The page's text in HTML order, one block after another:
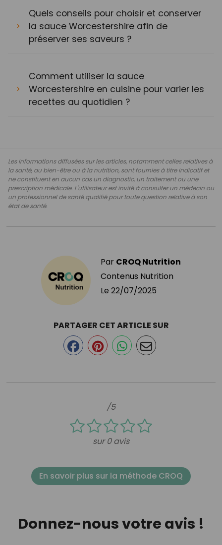
Quels conseils pour choisir et conserver
la sauce Worcestershire afin de
préserver ses saveurs ?
Comment utiliser la sauce
Worcestershire en cuisine pour varier les
recettes au quotidien ?
Les informations diffusées sur les articles, notamment celles relatives à
la santé, au bien-être ou à la nutrition, sont fournies à titre indicatif et
ne constituent en aucun cas un diagnostic, un traitement ou une
prescription médicale. L'utilisateur est invité à consulter un médecin ou
un professionnel de santé qualifié pour toute question relative à son
état de santé.
Par CROQ Nutrition
Contenus Nutrition
Le 22/07/2025
/5
sur 0 avis
PARTAGER CET ARTICLE SUR
En savoir plus sur la méthode CROQ
Donnez-nous votre avis !